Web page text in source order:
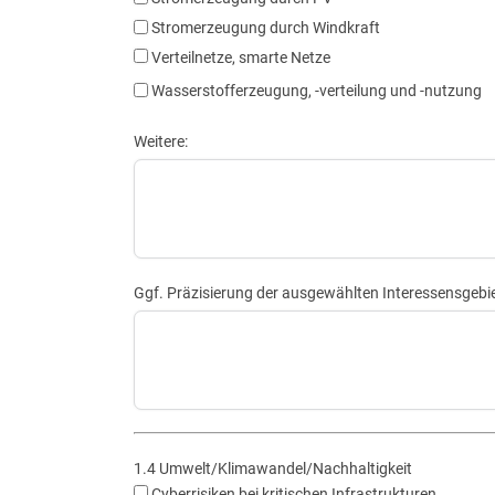
Stromerzeugung durch Windkraft
Verteilnetze, smarte Netze
Wasserstofferzeugung, -verteilung und -nutzung
Weitere:
Ggf. Präzisierung der ausgewählten
1.4 Umwelt/Klimawandel/Nachhaltigkeit